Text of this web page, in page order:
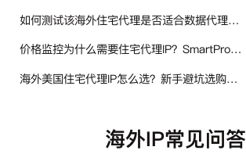
如何测试该海外住宅代理是否适合数据代理使用？
价格监控为什么需要住宅代理IP？SmartProxy助力跨境商家实现全球竞品数据采集
海外美国住宅代理IP怎么选？新手避坑选购指南
海外IP常见问答